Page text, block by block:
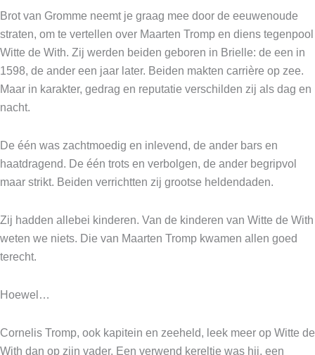
Brot van Gromme neemt je graag mee door de eeuwenoude
straten, om te vertellen over Maarten Tromp en diens tegenpool
Witte de With. Zij werden beiden geboren in Brielle: de een in
1598, de ander een jaar later. Beiden makten carrière op zee.
Maar in karakter, gedrag en reputatie verschilden zij als dag en
nacht.
De één was zachtmoedig en inlevend, de ander bars en
haatdragend. De één trots en verbolgen, de ander begripvol
maar strikt. Beiden verrichtten zij grootse heldendaden.
Zij hadden allebei kinderen. Van de kinderen van Witte de With
weten we niets. Die van Maarten Tromp kwamen allen goed
terecht.
Hoewel…
Cornelis Tromp, ook kapitein en zeeheld, leek meer op Witte de
With dan op zijn vader. Een verwend kereltje was hij, een